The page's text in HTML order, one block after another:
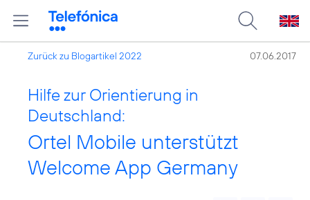
Zurück zu Blogartikel 2022 07.06.2017
Hilfe zur Orientierung in
Deutschland:
Ortel Mobile unterstützt
Welcome App Germany